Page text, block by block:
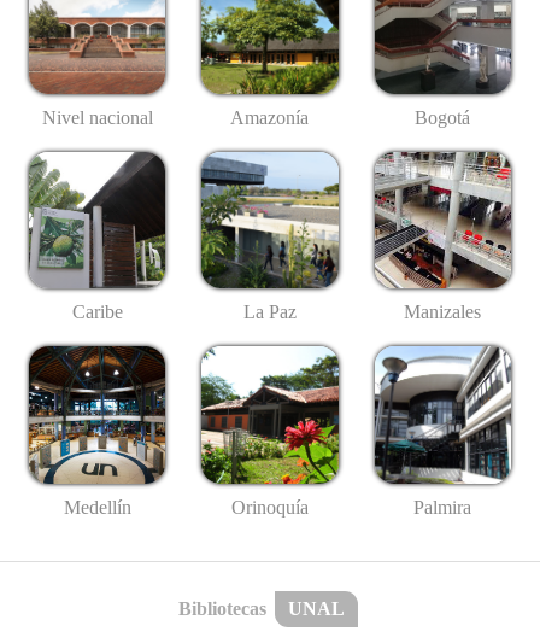
Nivel nacional Amazonía Bogotá
Caribe La Paz Manizales
Medellín Orinoquía Palmira
Bibliotecas UNAL